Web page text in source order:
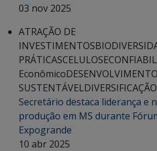
03 nov 2025
ATRAÇÃO DE
INVESTIMENTOS
PRÁTICASCELULOSE
EconômicoDESENVOLVIMENTO
SUSTENTÁVEL
Secretário destaca liderança e
produção em MS durante
Expogrande
10 abr 2025